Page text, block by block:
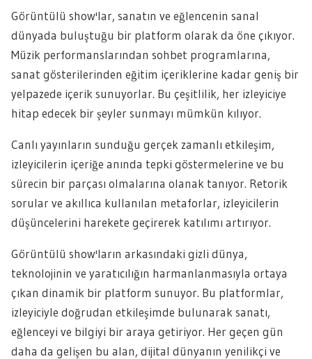
Görüntülü show'lar, sanatın ve eğlencenin sanal
dünyada buluştuğu bir platform olarak da öne çıkıyor.
Müzik performanslarından sohbet programlarına,
sanat gösterilerinden eğitim içeriklerine kadar geniş bir
yelpazede içerik sunuyorlar. Bu çeşitlilik, her izleyiciye
hitap edecek bir şeyler sunmayı mümkün kılıyor.
Canlı yayınların sunduğu gerçek zamanlı etkileşim,
izleyicilerin içeriğe anında tepki göstermelerine ve bu
sürecin bir parçası olmalarına olanak tanıyor. Retorik
sorular ve akıllıca kullanılan metaforlar, izleyicilerin
düşüncelerini harekete geçirerek katılımı artırıyor.
Görüntülü show'ların arkasındaki gizli dünya,
teknolojinin ve yaratıcılığın harmanlanmasıyla ortaya
çıkan dinamik bir platform sunuyor. Bu platformlar,
izleyiciyle doğrudan etkileşimde bulunarak sanatı,
eğlenceyi ve bilgiyi bir araya getiriyor. Her geçen gün
daha da gelişen bu alan, dijital dünyanın yenilikçi ve